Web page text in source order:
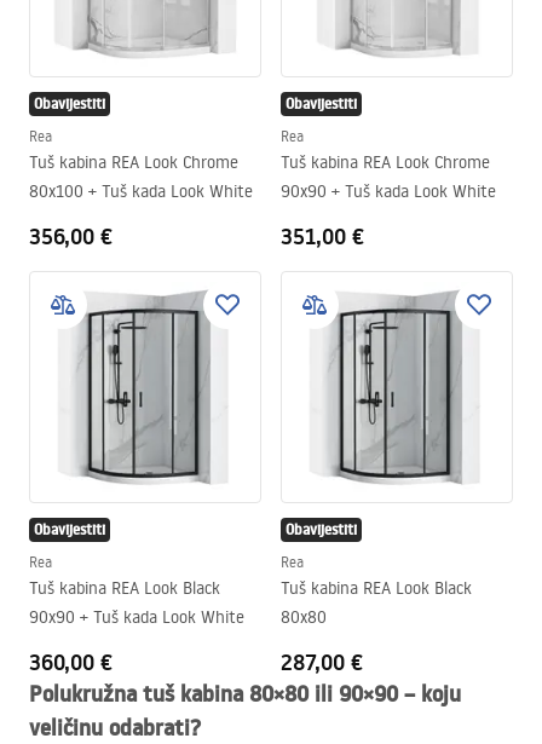
Obavijestiti
Rea
Tuš kabina REA Look Chrome
80x100 + Tuš kada Look White
356,00 €
Obavijestiti
Rea
Tuš kabina REA Look Chrome
90x90 + Tuš kada Look White
351,00 €
Obavijestiti
Rea
Tuš kabina REA Look Black
90x90 + Tuš kada Look White
360,00 €
Obavijestiti
Rea
Tuš kabina REA Look Black
80x80
287,00 €
Polukružna tuš kabina 80×80 ili 90×90 – koju
veličinu odabrati?